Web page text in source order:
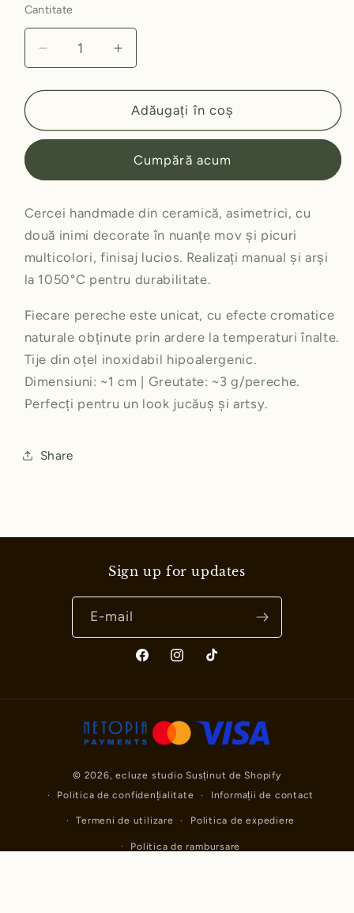
Cantitate
Reduceți
cantitatea
pentru
handmade
ceramică
Inimi
cu
accente
pastel
Ecluze
Studio
Creșteți
cantitatea
pentru
Cercei
handmade
din
ceramică
Inimi
cu
accente
pastel
Ecluze
Studio
Adăugați în coș
Cumpără acum
Cercei handmade din ceramică, asimetrici, cu
două inimi decorate în nuanțe mov și picuri
multicolori, finisaj lucios. Realizați manual și arși
la 1050°C pentru durabilitate.
Fiecare pereche este unicat, cu efecte cromatice
naturale obținute prin ardere la temperaturi înalte.
Tije din oțel inoxidabil hipoalergenic.
Dimensiuni: ~1 cm | Greutate: ~3 g/pereche.
Perfecți pentru un look jucăuș și artsy.
Share
Sign up for updates
E-mail
FacebookInstagramTikTok
© 2026,ecluze studio Susținut de Shopify
Politica de confidențialitate
Informații de contact
Termeni de utilizare Politica de expediere
Politica de rambursare